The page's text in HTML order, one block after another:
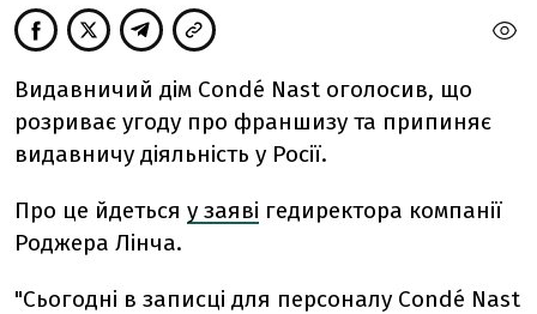
Видавничий дім Condé Nast оголосив, що
розриває угоду про франшизу та припиняє
видавничу діяльність у Росії.
Про це йдеться у заяві гедиректора компанії
Роджера Лінча.
"Сьогодні в записці для персоналу Condé Nast